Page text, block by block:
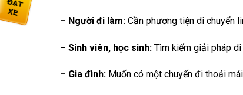
– Người đi làm: Cần phương tiện di chuyển
– Sinh viên, học sinh: Tìm kiếm giải pháp
– Gia đình: Muốn có một chuyến đi thoải